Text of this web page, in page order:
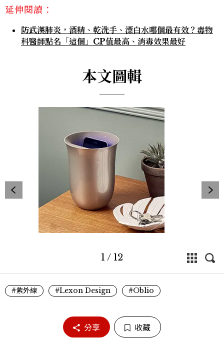
延伸閱讀：
防武漢肺炎，酒精、乾洗手、漂白水哪個最有效？毒物
科醫師點名「這個」CP值最高、消毒效果最好
本文圖輯
1 / 12
#紫外線 #Lexon Design #Oblio
分享 收藏